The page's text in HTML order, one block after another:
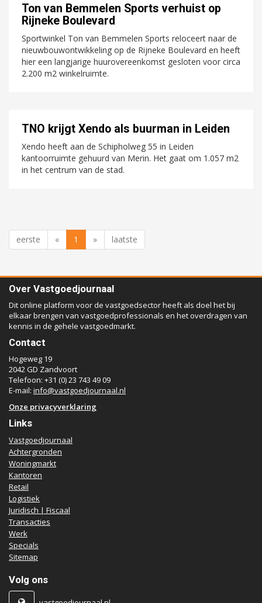
Ton van Bemmelen Sports verhuist op
Rijneke Boulevard
Sportwinkel Ton van Bemmelen Sports reloceert naar de
nieuwbouwontwikkeling op de Rijneke Boulevard en heeft
hier een langjarige huurovereenkomst gesloten voor circa
2.200 m2 winkelruimte.
TNO krijgt Xendo als buurman in Leiden
Xendo heeft aan de Schipholweg 55 in Leiden
kantoorruimte gehuurd van Merin. Het gaat om 1.057 m2
in het centrum van de stad.
eerste « 1 » laatste
Over Vastgoedjournaal
Dit online platform voor de vastgoedsector heeft als doel het bij
elkaar brengen van vastgoedprofessionals en het overdragen van
kennis in de gehele vastgoedmarkt.
Contact
Hogeweg 19
2042 GD Zandvoort
Telefoon: +31 (0) 23 743 49 09
E-mail: info@vastgoedjournaal.nl
Onze privacyverklaring
Links
Vastgoedjournaal
Achtergronden
Woningmarkt
Kantoren
Retail
Logistiek
Juridisch | Fiscaal
Transacties
Werk
Specials
Sitemap
Volg ons